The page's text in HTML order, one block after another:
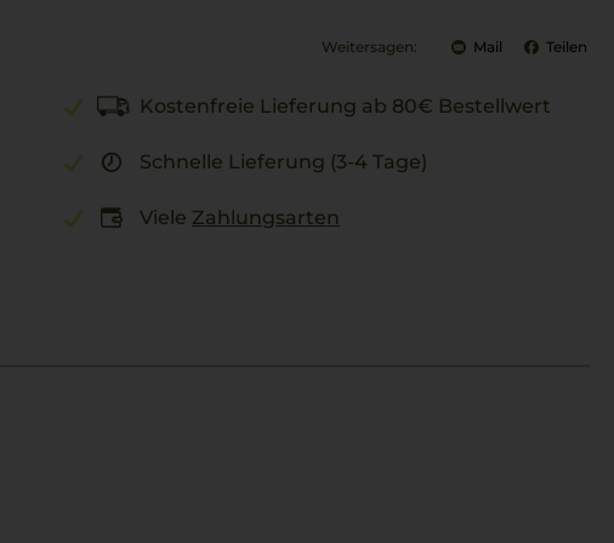
Weitersagen: Mail Teilen
Kostenfreie Lieferung ab 80€ Bestellwert
Schnelle Lieferung (3-4 Tage)
Viele Zahlungsarten